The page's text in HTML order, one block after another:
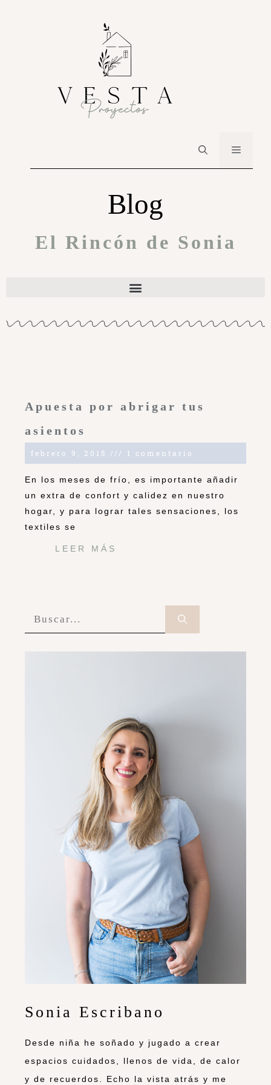
Blog
El Rincón de Sonia
Apuesta por abrigar tus
asientos
febrero 9, 2015 1 comentario
En los meses de frío, es importante añadir
un extra de confort y calidez en nuestro
hogar, y para lograr tales sensaciones, los
textiles se
LEER MÁS
Sonia Escribano
Desde niña he soñado y jugado a crear
espacios cuidados, llenos de vida, de calor
y de recuerdos. Echo la vista atrás y me